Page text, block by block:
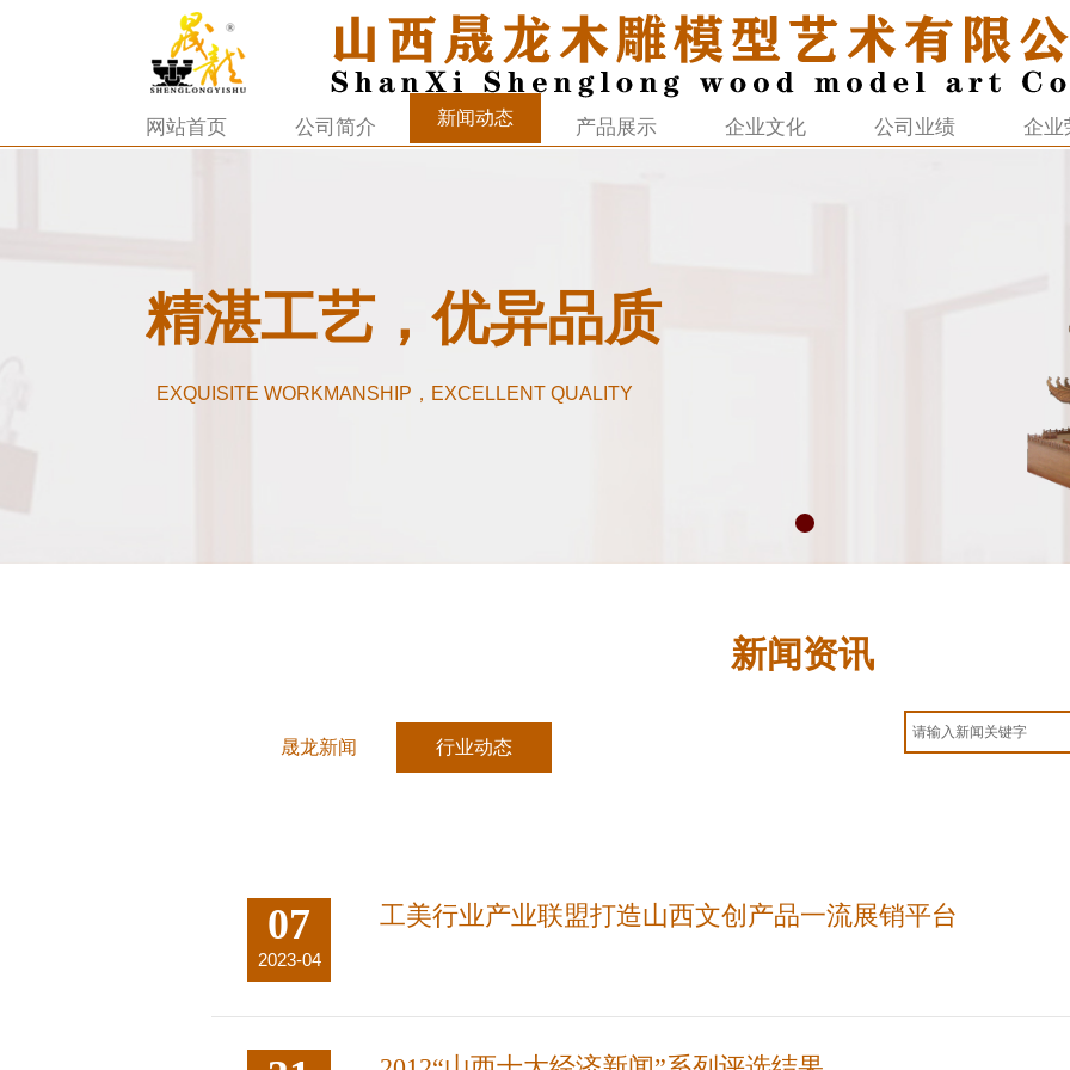
网站首页 公司简介 新闻动态 产品展示 企业文化 公司业绩 企业
精湛工艺，优异品质
EXQUISITE WORKMANSHIP，EXCELLENT QUALITY
新闻资讯
晟龙新闻 行业动态
07
2023-04
工美行业产业联盟打造山西文创产品一流展销平台